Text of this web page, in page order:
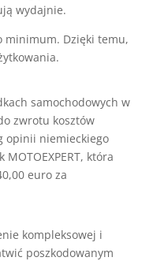
wydajnie.
minimum. Dzięki temu,
samochodowych w
zwrotu kosztów
opinii niemieckiego
która
euro za
kompleksowej i
poszkodowanym